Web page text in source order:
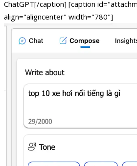
ChatGPT[/caption] [caption
align="aligncenter" width="780"]